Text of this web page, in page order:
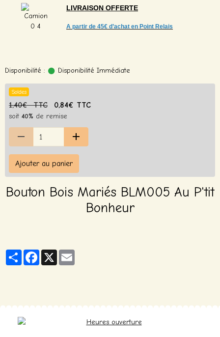
LIVRAISON OFFERTE
A partir de 45€ d’achat en Point Relais
Disponibilité : Disponibilité Immédiate
Soldes
1,40€ TTC 0,84€ TTC
soit 40% de remise
Ajouter au panier
Bouton Bois Mariés BLM005 Au P'tit
Bonheur
PartagerFacebook
X